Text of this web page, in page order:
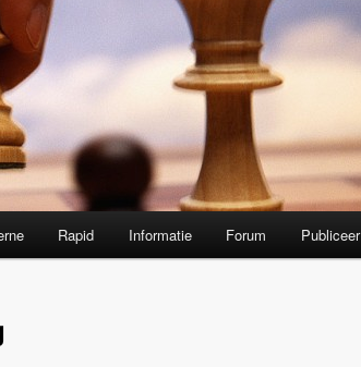
Rapid Informatie Forum Publiceer